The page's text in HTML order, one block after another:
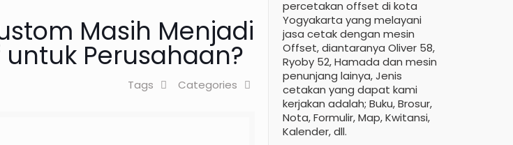
Masih Menjadi
Perusahaan?
Categories
Tags
percetakan offset di kota
Yogyakarta yang melayani
jasa cetak dengan mesin
Offset, diantaranya Oliver 58,
Ryoby 52, Hamada dan mesin
penunjang lainya, Jenis
cetakan yang dapat kami
kerjakan adalah; Buku, Brosur,
Nota, Formulir, Map, Kwitansi,
Kalender, dll.